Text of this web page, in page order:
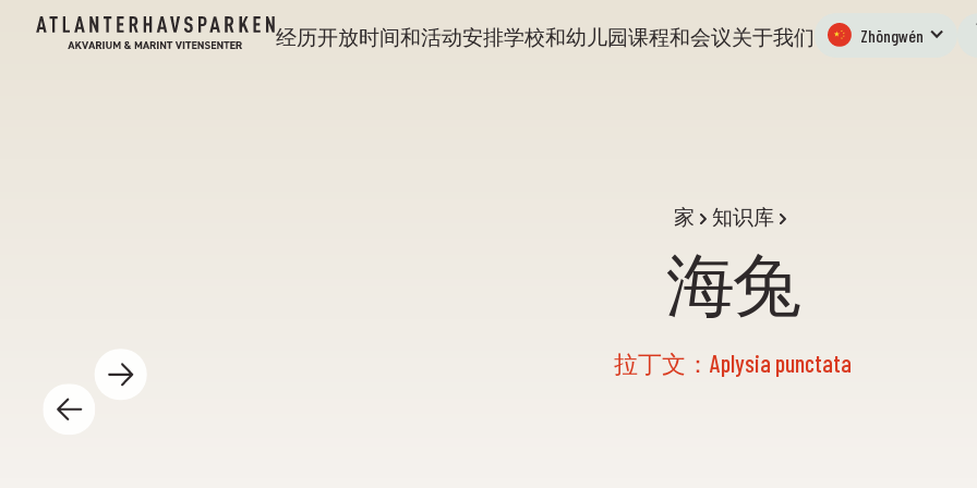
经历开放时间和活动安排学校和幼儿园课程和会议关于我们 Zhōngwén
家 知识库
海兔
拉丁文：Aplysia punctata